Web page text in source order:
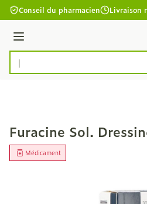
Aller au contenu
Conseil du pharmacien Livraison
Menu
Rechercher
Furacine Sol.
Médicament